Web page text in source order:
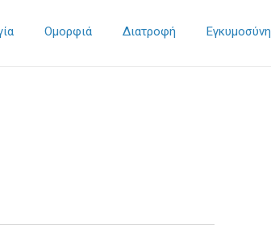
Ομορφιά Διατροφή Εγκυμοσύνη